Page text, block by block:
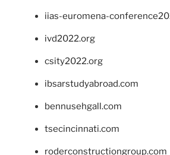
iias-euromena-
ivd2022.org
csity2022.org
ibsarstudyabroad.com
bennusehgall.com
tsecincinnati.com
roderconstructiongroup.com